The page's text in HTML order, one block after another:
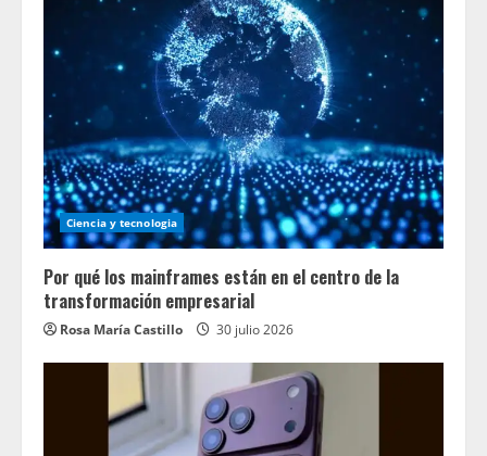
Ciencia y tecnologia
Por qué los mainframes están en el centro de la
transformación empresarial
Rosa María Castillo 30 julio 2026